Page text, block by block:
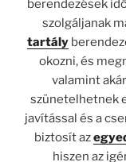
berendezések
szolgáljanak
tartály
okozni, és
valamint
szünetelhetnek
javítással és a
biztosít az
hiszen az